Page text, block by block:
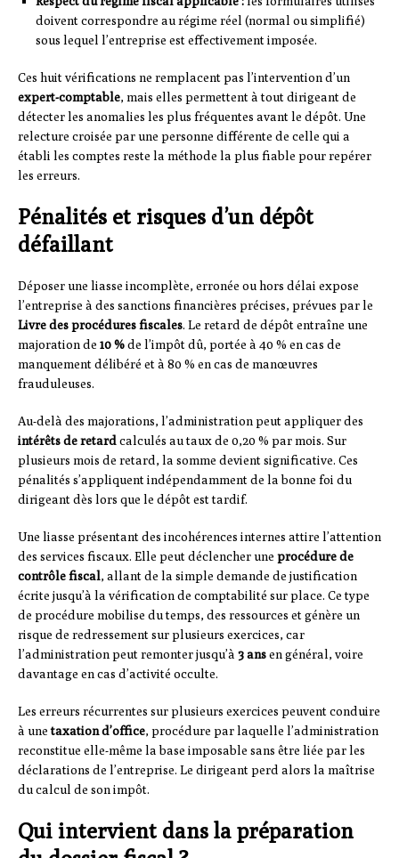
doivent correspondre au régime réel (normal ou simplifié)
sous lequel l’entreprise est effectivement imposée.
Ces huit vérifications ne remplacent pas l’intervention d’un
expert-comptable, mais elles permettent à tout dirigeant de
détecter les anomalies les plus fréquentes avant le dépôt. Une
relecture croisée par une personne différente de celle qui a
établi les comptes reste la méthode la plus fiable pour repérer
les erreurs.
Pénalités et risques d’un dépôt
défaillant
Déposer une liasse incomplète, erronée ou hors délai expose
l’entreprise à des sanctions financières précises, prévues par le
Livre des procédures fiscales. Le retard de dépôt entraîne une
majoration de 10 %de l’impôt dû, portée à 40 % en cas de
manquement délibéré et à 80 % en cas de manœuvres
frauduleuses.
Au-delà des majorations, l’administration peut appliquer des
intérêts de retardcalculés au taux de 0,20 % par mois. Sur
plusieurs mois de retard, la somme devient significative. Ces
pénalités s’appliquent indépendamment de la bonne foi du
dirigeant dès lors que le dépôt est tardif.
Une liasse présentant des incohérences internes attire l’attention
des services fiscaux. Elle peut déclencher une procédure de
contrôle fiscal, allant de la simple demande de justification
écrite jusqu’à la vérification de comptabilité sur place. Ce type
de procédure mobilise du temps, des ressources et génère un
risque de redressement sur plusieurs exercices, car
l’administration peut remonter jusqu’à 3 ansen général, voire
davantage en cas d’activité occulte.
Les erreurs récurrentes sur plusieurs exercices peuvent conduire
à unetaxation d’office, procédure par laquelle l’administration
reconstitue elle-même la base imposable sans être liée par les
déclarations de l’entreprise. Le dirigeant perd alors la maîtrise
du calcul de son impôt.
Qui intervient dans la préparation